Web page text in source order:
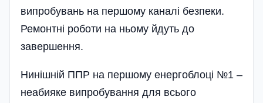
випробувань на першому каналі безпеки.
Ремонтні роботи на ньому йдуть до
завершення.
Нинішній ППР на першому енергоблоці №1 –
неабияке випробування для всього